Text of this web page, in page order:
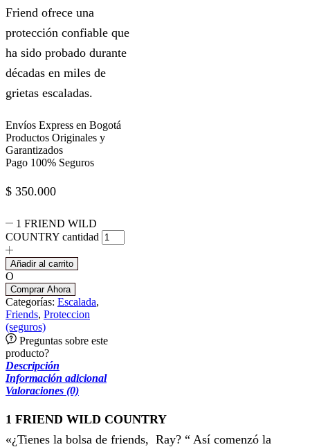
Friend ofrece una
protección confiable que
ha sido probado durante
décadas en miles de
grietas escaladas.
Envíos Express en Bogotá
Productos Originales y
Garantizados
Pago 100% Seguros
$ 350.000
1 FRIEND WILD
COUNTRY cantidad
Añadir al carrito
O
Comprar Ahora
Categorías: Escalada,
Friends, Proteccion
(seguros)
Preguntas sobre este
producto?
Descripción
Información adicional
Valoraciones (0)
1 FRIEND WILD COUNTRY
«¿Tienes la bolsa de friends, Ray? “ Así comenzó la